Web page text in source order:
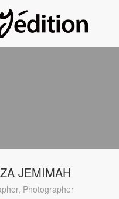
JEMIMAH
Photographer